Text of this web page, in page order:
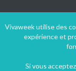
Vivaweek utilise des
expérience et
Si vous